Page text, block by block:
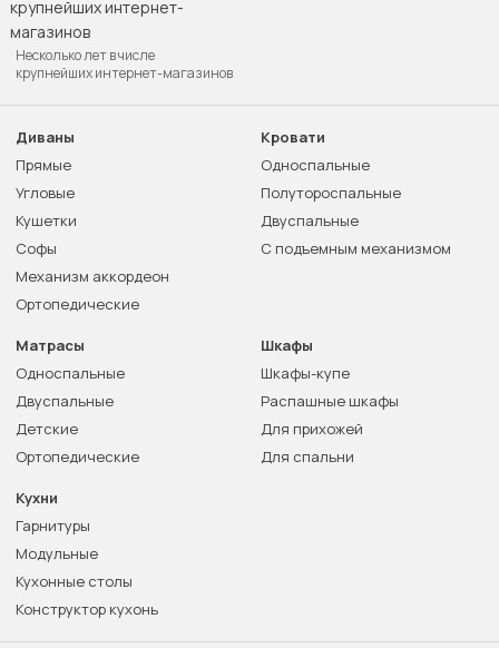
Несколько лет в числе
крупнейших интернет-магазинов
Диваны
Прямые
Угловые
Кушетки
Софы
Механизм аккордеон
Ортопедические
Кровати
Односпальные
Полутороспальные
Двуспальные
С подъемным механизмом
Матрасы
Односпальные
Двуспальные
Детские
Ортопедические
Шкафы
Шкафы-купе
Распашные шкафы
Для прихожей
Для спальни
Кухни
Гарнитуры
Модульные
Кухонные столы
Конструктор кухонь